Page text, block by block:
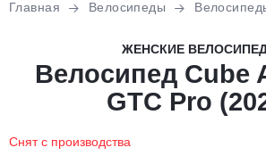
Главная Велосипеды
ЖЕНСКИЕ
Велосипед Cube
GTC Pro
Снят с производства
Разбейте
оплатуна части
без переплат